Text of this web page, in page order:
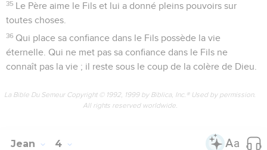
35 Le Père aime le Fils et lui a donné pleins pouvoirs sur
toutes choses.
36 Qui place sa confiance dans le Fils possède la vie
éternelle. Qui ne met pas sa confiance dans le Fils ne
connaît pas la vie ; il reste sous le coup de la colère de Dieu.
La Bible Du Semeur Copyright © 1992, 1999 by Biblica, Inc.® Used by permission.
All rights reserved worldwide.
Jean 4